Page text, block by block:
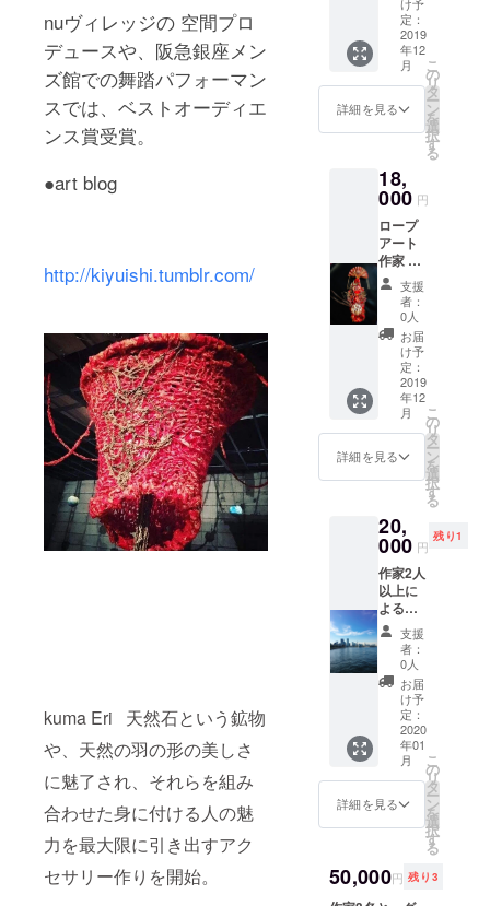
nuヴィレッジの 空間プロ
デュースや、阪急銀座メン
ズ館での舞踏パフォーマン
スでは、ベストオーディエ
ンス賞受賞。
●art blog
http://kiyuishi.tumblr.com/
kuma Eri 天然石という鉱物
や、天然の羽の形の美しさ
に魅了され、それらを組み
合わせた身に付ける人の魅
力を最大限に引き出すアク
セサリー作りを開始。
用は別
の作品
にいた
しま
す。 50
センチ
まで。
する配
送費用
はご負
担いた
だきま
す。 依
頼品を
展示会
場にお
持ちい
ただく
か、配
送にて
お届け
いただ
くか等
の詳細
くださ
い。 な
おアー
ト作品
に仕上
げる品
物が決
まって
いらっ
しゃる
方は備
考欄に
ご記入
くださ
い。
ことに
よりマ
インド
フルネ
スや原
体験、
リラッ
クスへ
artヒー
リング
90分 祈
結セッ
ション
のご希
望の場
所等は
メール
にて詳
細調整
いたし
ます。
着衣に
ての内
容で
す。
定：
2019
年12
月
詳細を見る
こ
の
リ
タ
ー
ン
を
選
択
す
る
18,
000 円
ロープ
アート
作家 白
鳥沙也
子 によ
る世界
に1つだ
けの お
正月飾
りを作
りま
す。 ２
５セン
チ前
後。
支援
者：
0人
お届
け予
定：
2019
年12
月
詳細を見る
こ
の
リ
タ
ー
ン
を
選
択
す
る
20,
000 円
残り1
作家2人
以上に
よる、
横浜案
内。ご
希望の
テーマ
をお聞
きし、
それに
フィッ
トした
地元な
らでは
の横浜
をアテ
たしま
す。 午
支援
者：
0人
お届
け予
定：
2020
年01
月
詳細を見る
こ
の
リ
タ
ー
ン
を
選
択
す
る
50,000円 残り3